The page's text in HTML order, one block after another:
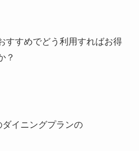
すすめでどう利用すればお得
？
イニングプランの